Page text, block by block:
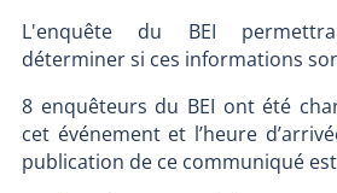
L'enquête du BEI
déterminer si ces informations
8 enquêteurs du BEI ont été
cet événement et l’heure
publication de ce communiqué